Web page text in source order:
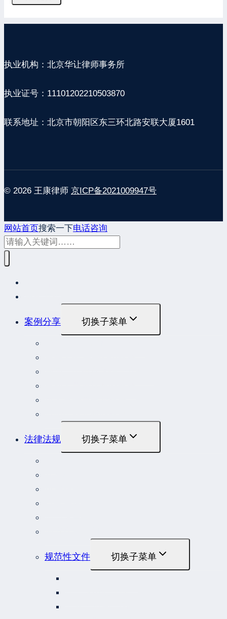
执业机构：北京华让律师事务所
执业证号：11101202210503870
联系地址：北京市朝阳区东三环北路安联大厦1601
© 2026 王康律师 京ICP备2021009947号
网站首页搜索一下电话咨询
案例分享 切换子菜单
法律法规 切换子菜单
规范性文件 切换子菜单